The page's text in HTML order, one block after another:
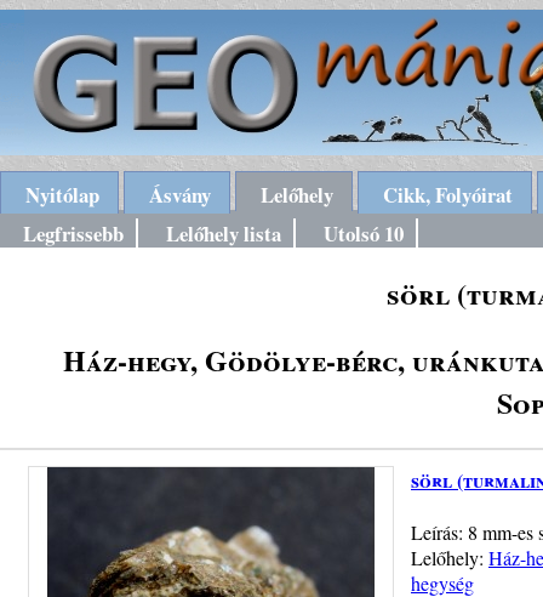
Nyitólap Ásvány Lelőhely
Cikk, Folyóirat
Legfrissebb
Lelőhely lista Utolsó 10
sörl
Ház-hegy, Gödölye-bérc,
sörl
Leírás: 8 mm-es
Lelőhely: Ház-
hegység